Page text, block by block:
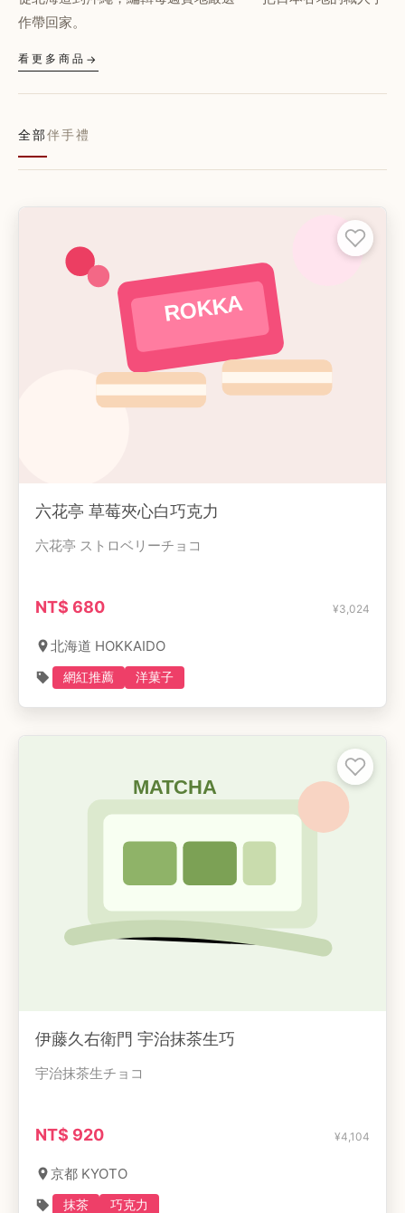
作帶回家。
看更多商品 →
全部伴手禮
六花亭 草莓夾心白巧克力
六花亭 ストロベリーチョコ
NT$ 680 ¥3,024
北海道 HOKKAIDO
網紅推薦 洋菓子
伊藤久右衛門 宇治抹茶生巧
宇治抹茶生チョコ
NT$ 920 ¥4,104
京都 KYOTO
抹茶 巧克力